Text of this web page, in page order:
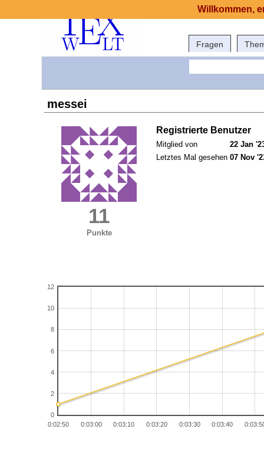
Fragen
messei
11
Punkte
Registrierte Benutzer
Mitglied von
22 Jan
Letztes Mal gesehen 07 Nov
0:02:50 0:03:00 0:03:10 0:03:20 0:03:30 0:03:40
0
2
4
6
8
10
12
Willkommen,